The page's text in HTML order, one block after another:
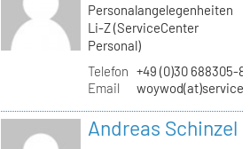
Personalangelegenheiten
Li-Z (ServiceCenter
Personal)
Telefon +49 (0)30 688305-
Email
Andreas Schinzel